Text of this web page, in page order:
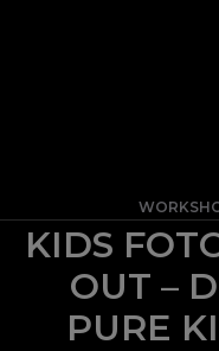
KIDS
OUT –
PURE